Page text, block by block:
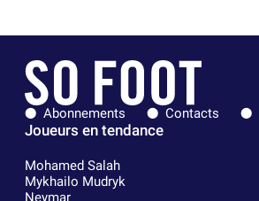
Abonnements Contacts
Joueurs en tendance
Mohamed Salah
Mykhailo Mudryk
Neymar